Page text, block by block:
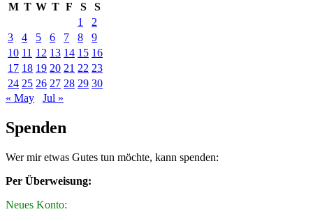
M T W T F S
S
1
2
3
4 5 6 7 8
9
10 11 12 13 14 15 16
17 18 19 20 21 22 23
24 25 26 27 28 29 30
« May
Jul »
Spenden
Wer mir etwas Gutes tun möchte, kann spenden:
Per Überweisung:
Neues Konto: